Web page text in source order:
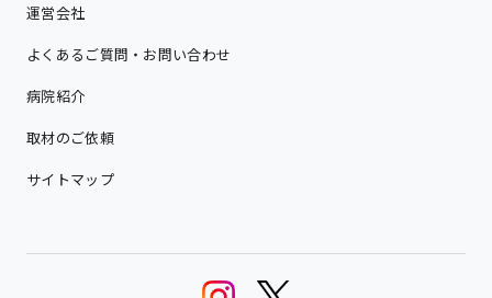
運営会社
よくあるご質問・お問い合わせ
病院紹介
取材のご依頼
サイトマップ